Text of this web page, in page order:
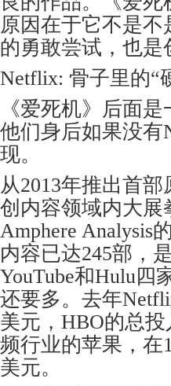
原因在于它不是不
的勇敢尝试，也是
Netflix: 骨子里的“
《爱死机》后面
他们身后如果没
现。
从2013年推出首
创内容领域内大展
Amphere Analysis
内容已达245部，
YouTube和Hulu四
还要多。去年
美元，HBO的总
频行业的苹果，在
美元。